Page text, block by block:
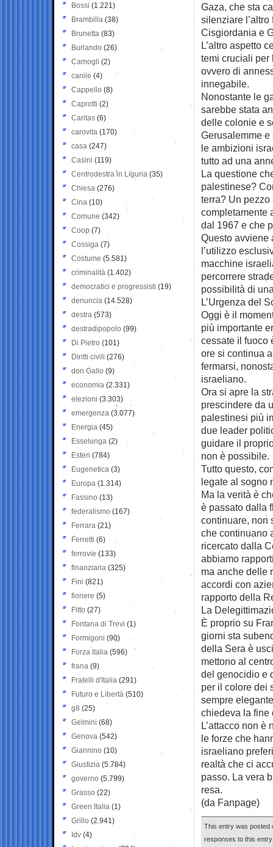
Gaza, che sta
silenziare
Cisgiordania e
L’altro aspetto
temi cruciali per
ovvero di
innegabile.
Nonostante le
sarebbe stata
delle colonie e
Gerusalemme
le ambizioni
tutto ad una
La questione
palestinese?
terra? Un pezzo
completamente
dal 1967 e che
Questo avviene
l’utilizzo
macchine
percorrere
possibilità di
L’Urgenza del
Oggi è il
più importante
cessate il fuoco
ore si continua
fermarsi,
israeliano.
Ora si apre la
prescindere da
palestinesi più
due leader
guidare il
non è possibile.
Tutto questo,
legate al sogno
Ma la verità è
è passato dalla
continuare, non
che continuano
ricercato dalla
abbiamo
ma anche delle
accordi con
rapporto della
La
È proprio su
giorni sta
della Sera è
mettono al
del genocidio e
per il colore dei
sempre
chiedeva la fine
L’attacco non è
le forze che
israeliano
realtà che ci
passo. La vera
resa.
(da Fanpage)
This entry was posted
responses to this
Bossi (1.221)
Brambilla (38)
Brunetta (83)
Burlando (26)
Camogli (2)
canile (4)
Cappello (8)
Caprotti (2)
Caritas (6)
carovita (170)
casa (247)
Casini (119)
Centrodestra in Liguria (35)
Chiesa (276)
Cina (10)
Comune (342)
Coop (7)
Cossiga (7)
Costume (5.581)
criminalità (1.402)
democratici e progressisti (19)
denuncia (14.528)
destra (573)
destradipopolo (99)
Di Pietro (101)
Diritti civili (276)
don Gallo (9)
economia (2.331)
elezioni (3.303)
emergenza (3.077)
Energia (45)
Esselunga (2)
Esteri (784)
Eugenetica (3)
Europa (1.314)
Fassino (13)
federalismo (167)
Ferrara (21)
Ferretti (6)
ferrovie (133)
finanziaria (325)
Fini (821)
fioriere (5)
Fitto (27)
Fontana di Trevi (1)
Formigoni (90)
Forza Italia (596)
frana (9)
Fratelli d'Italia (291)
Futuro e Libertà (510)
g8 (25)
Gelmini (68)
Genova (542)
Giannino (10)
Giustizia (5.784)
governo (5.799)
Grasso (22)
Green Italia (1)
Grillo (2.941)
Idv (4)